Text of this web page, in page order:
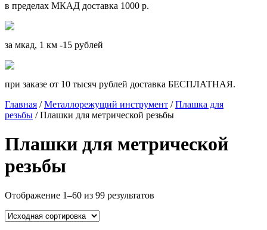
в пределах МКАД доставка 1000 р.
за мкад, 1 км -15 рублей
при заказе от 10 тысяч рублей доставка БЕСПЛАТНАЯ.
Главная /Металлорежущий инструмент /Плашка для
резьбы / Плашки для метрической резьбы
Плашки для метрической
резьбы
Отображение 1–60 из 99 результатов